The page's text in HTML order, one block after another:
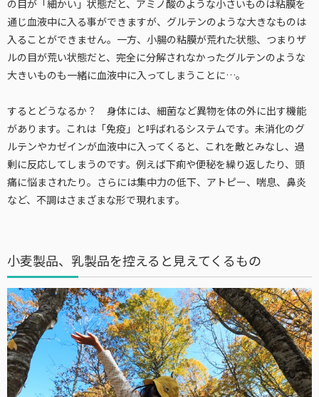
の目が「細かい」状態だと、アミノ酸のような小さいものは粘膜を
通じ血液中に入る事ができますが、グルテンのような大きなものは
入ることができません。一方、小腸の粘膜が荒れた状態、つまりザ
ルの目が荒い状態だと、完全に分解されなかったグルテンのような
大きいものも一緒に血液中に入ってしまうことに…。
するとどうなるか？ 身体には、細菌など異物を体の外に出す機能
があります。これは「免疫」と呼ばれるシステムです。未消化のグ
ルテンやカゼインが血液中に入ってくると、これを敵とみなし、過
剰に反応してしまうのです。例えば下痢や便秘を繰り返したり、頭
痛に悩まされたり。さらには集中力の低下、アトピー、喘息、鼻炎
など、不調はさまざまな形で現れます。
小麦製品、乳製品を控えると見えてくるもの